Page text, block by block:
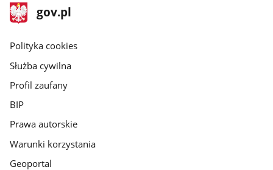
stopka
gov.pl
Strona
gov.pl
gov.pl
Polityka cookies
Służba cywilna
Profil zaufany
BIP
Prawa autorskie
Warunki korzystania
Geoportal